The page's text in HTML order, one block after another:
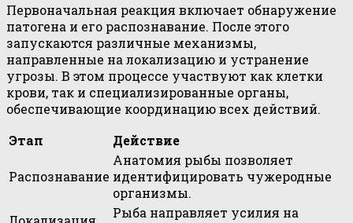
Первоначальная реакция включает обнаружение
патогена и его распознавание. После этого
запускаются различные механизмы,
направленные на локализацию и устранение
угрозы. В этом процессе участвуют как клетки
крови, так и специализированные органы,
обеспечивающие координацию всех действий.
Этап
Действие
Распознавание
Анатомия рыбы позволяет
идентифицировать чужеродные
организмы.
Рыба направляет усилия на